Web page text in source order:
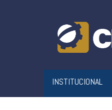
INSTITUCIONAL